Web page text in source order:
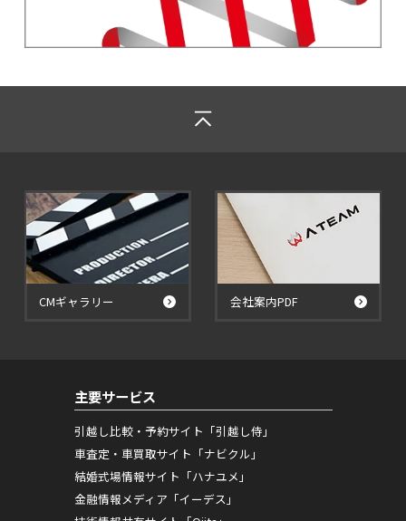
CMギャラリー 会社案内PDF
主要サービス
引越し比較・予約サイト「引越し侍」
車査定・車買取サイト「ナビクル」
結婚式場情報サイト「ハナユメ」
金融情報メディア「イーデス」